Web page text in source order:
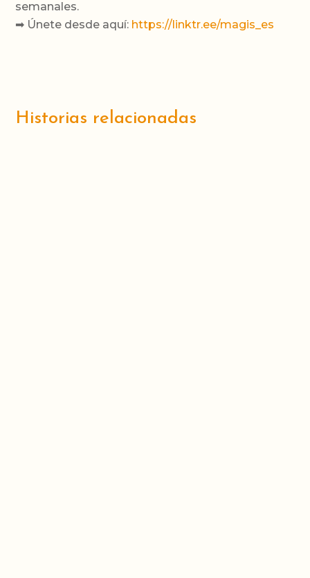
semanales.
➡ Únete desde aquí: https://linktr.ee/magis_es
Historias relacionadas